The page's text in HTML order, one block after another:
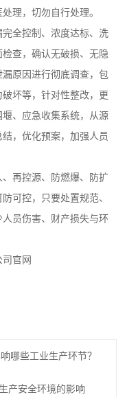
理，切勿自行处理。
全控制、浓度达标、洗
查，确认无破损、无隐
原因进行彻底调查，包
坏等，针对性整改，更
、应急收集系统，从源
，优化预案，加强人员
再控源、防燃爆、防扩
可控，只要处置规范、
员伤害、财产损失与环
官网
哪些工业生产环节？
产安全环境的影响